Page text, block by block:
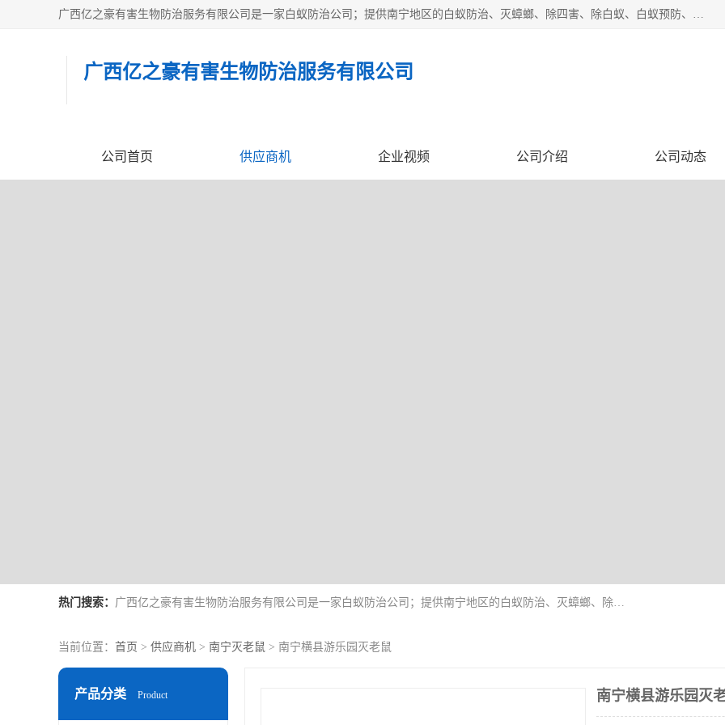
广西亿之豪有害生物防治服务有限公司是一家白蚁防治公司；提供南宁地区的白蚁防治、灭蟑螂、除四害、除白蚁、白蚁预防、消毒等服务，广西亿之豪有害生物防治服务有限公司专业灭蟑螂,灭鼠,除四害,服务上门,安全环保,售后保障,一次消杀，竭诚为您服务.
广西亿之豪有害生物防治服务有限公司
公司首页 供应商机 企业视频 公司介绍 公司动态
热门搜索： 广西亿之豪有害生物防治服务有限公司是一家白蚁防治公司；提供南宁地区的白蚁防治、灭蟑螂、除四害、除白蚁、白蚁预防、消毒等服务，广西亿之豪有害生物防治服务有限公司专业灭蟑螂,灭鼠,除四害,服务上门,安全环保,售后保障,一次消杀，竭诚为您服务.
当前位置： 首页 > 供应商机 > 南宁灭老鼠 > 南宁横县游乐园灭老鼠
产品分类 Product 南宁横县游乐园灭